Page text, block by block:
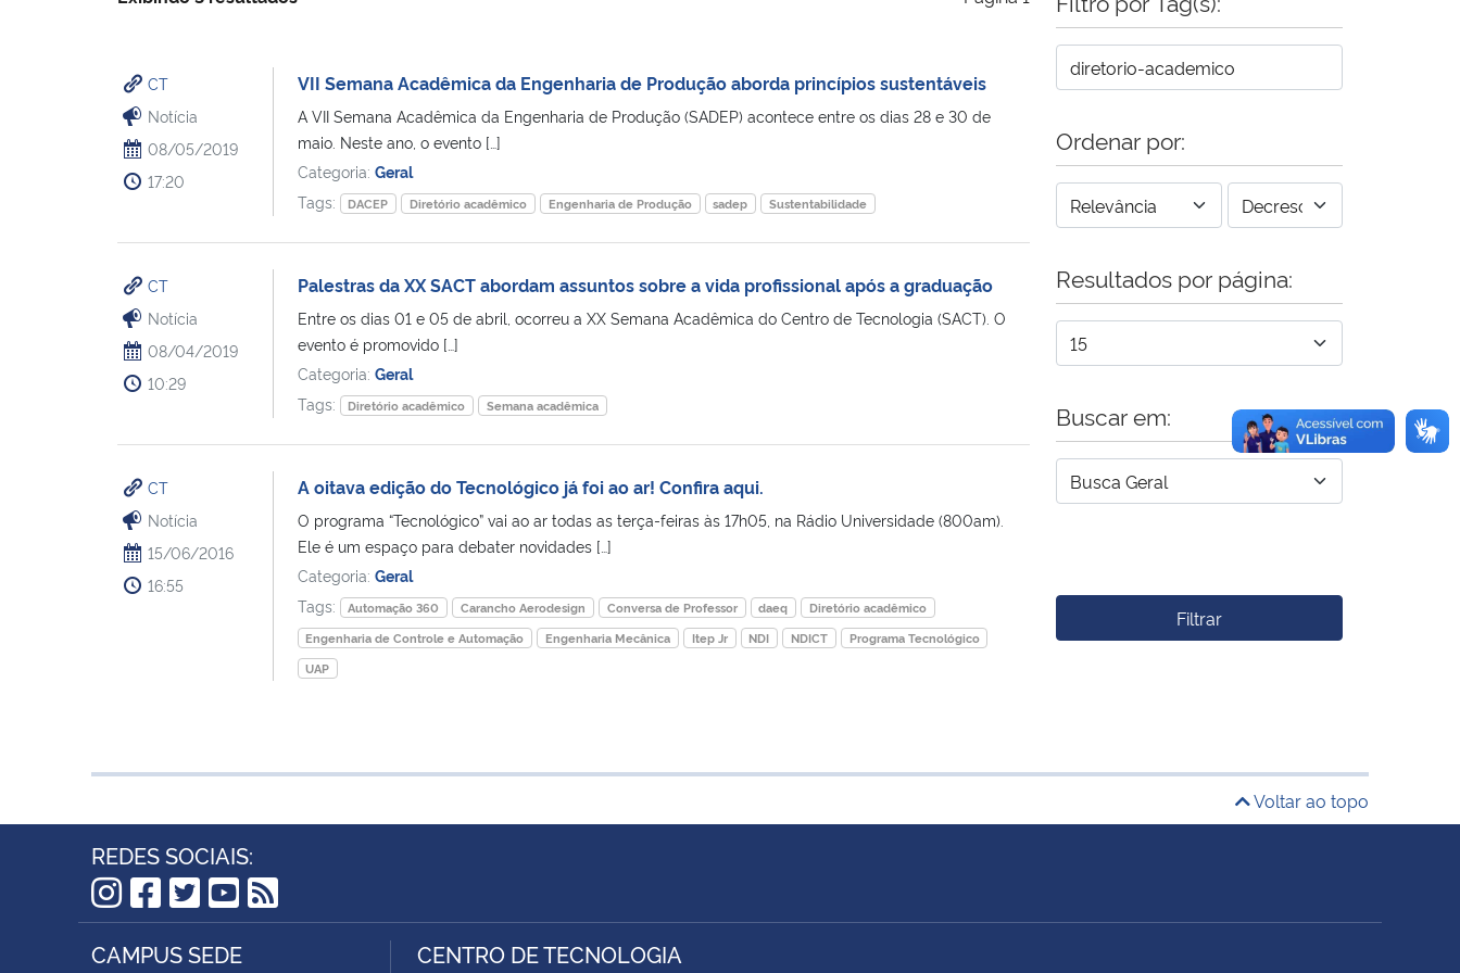
CT
Notícia
08/05/2019
17:20
VII Semana Acadêmica da Engenharia de Produção aborda princípios sustentáveis
A VII Semana Acadêmica da Engenharia de Produção (SADEP) acontece entre os dias 28 e 30 de
maio. Neste ano, o evento […]
Categoria: Geral
Tags:
DACEP Diretório acadêmico Engenharia de Produção sadep Sustentabilidade
CT
Notícia
08/04/2019
10:29
Palestras da XX SACT abordam assuntos sobre a vida profissional após a graduação
Entre os dias 01 e 05 de abril, ocorreu a XX Semana Acadêmica do Centro de Tecnologia (SACT). O
evento é promovido […]
Categoria: Geral
Tags:
Diretório acadêmico Semana acadêmica
CT
Notícia
15/06/2016
16:55
A oitava edição do Tecnológico já foi ao ar! Confira aqui.
O programa “Tecnológico” vai ao ar todas as terça-feiras às 17h05, na Rádio Universidade (800am).
Ele é um espaço para debater novidades […]
Categoria: Geral
Tags:
Automação 360 Carancho Aerodesign Conversa de Professor daeq
Diretório acadêmico
Engenharia de Controle e Automação
Engenharia Mecânica Itep Jr NDI NDICT
Programa Tecnológico
UAP
Ordenar por:
Resultados por página:
Buscar em:
Filtrar
Voltar ao topo
REDES SOCIAIS:
Instagram
Facebook
Twitter
YouTube
RSS
CAMPUS SEDE CENTRO DE TECNOLOGIA